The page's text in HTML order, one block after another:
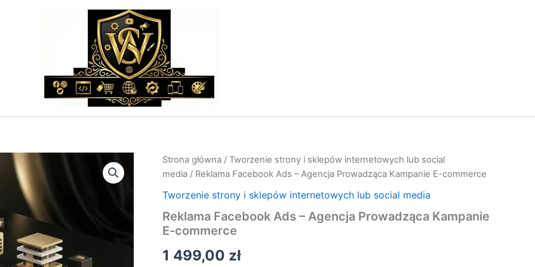
Strona główna / Tworzenie strony i sklepów internetowych lub social
media / Reklama Facebook Ads – Agencja Prowadząca Kampanie E-commerce
Tworzenie strony i sklepów internetowych lub social media
Reklama Facebook Ads – Agencja Prowadząca Kampanie
E-commerce
1 499,00 zł
ilość
Reklama
Facebook
Ads
Agencja
Prowadząca
E-
commerce